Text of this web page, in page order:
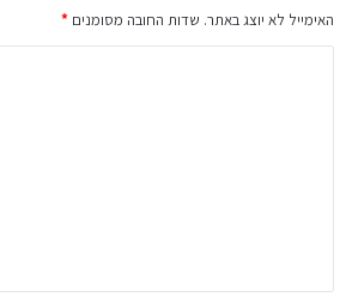
האימייל לא יוצג באתר. שדות החובה מסומנים *